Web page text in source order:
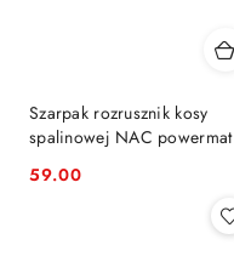
Szarpak rozrusznik kosy
spalinowej NAC powermat
Cena:
59.00